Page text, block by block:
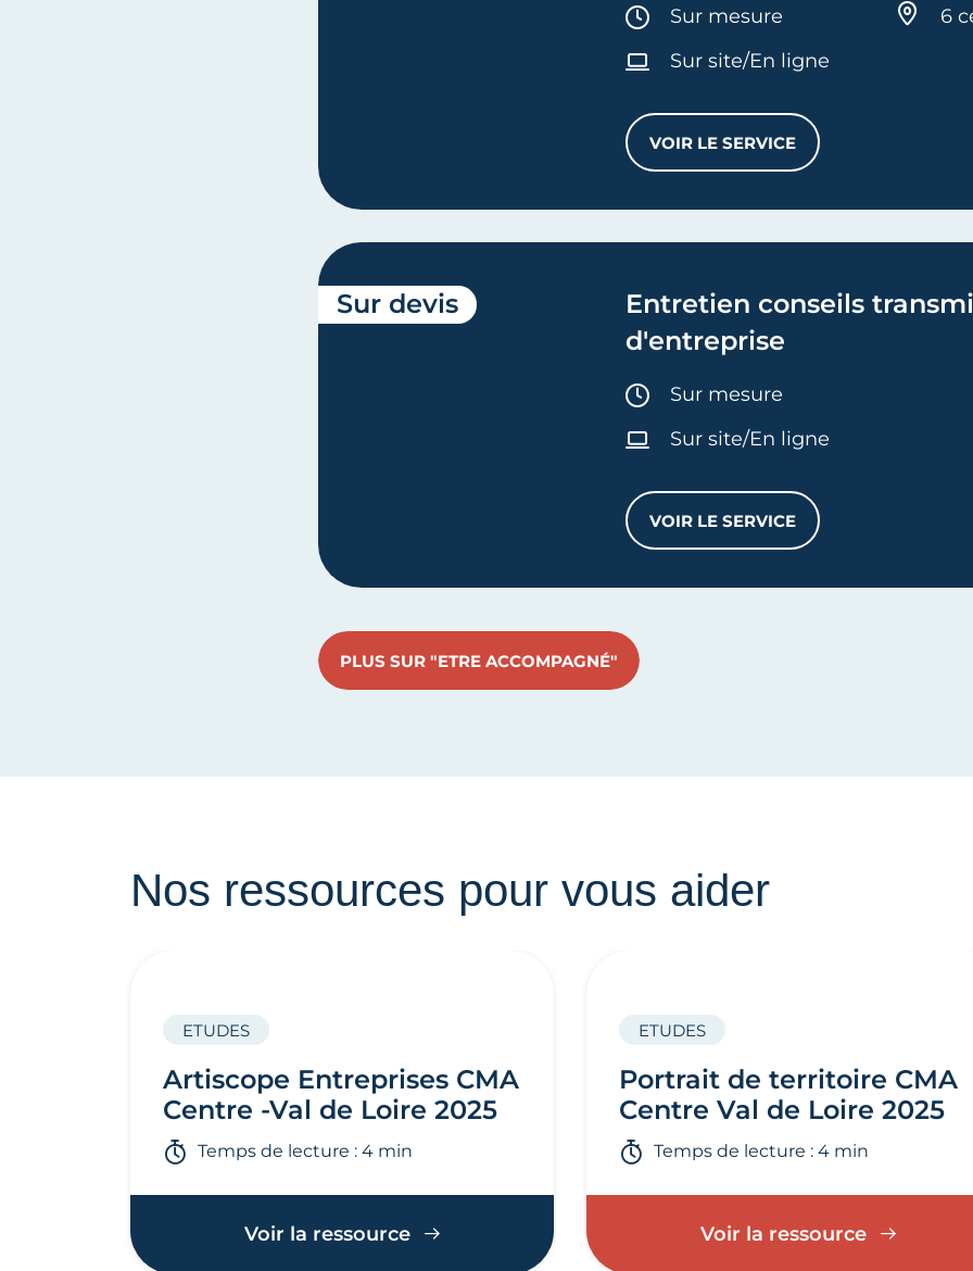
Durée :
Sur mesure
Sur site/En ligne
6
VOIR LE SERVICEPASS CMA LIBERTÉ
Entretien conseils
d'entreprise
Durée :
Sur mesure
Sur site/En ligne
VOIR LE SERVICEENTRETIEN CONSEILS
Sur devis
PLUS SUR "ETRE ACCOMPAGNÉ"
Nos ressources pour vous aider
Artiscope Entreprises CMA
Centre -Val de Loire 2025
ETUDES
Temps de lecture : 4 min
Voir la ressource
Portrait de territoire CMA
Centre Val de Loire 2025
ETUDES
Temps de lecture : 4 min
Voir la ressource